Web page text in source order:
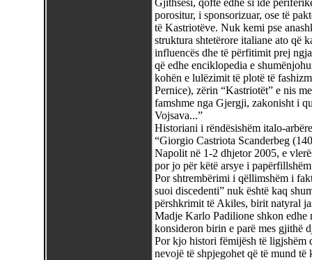
Gjithsesi, qoftë edhe si ide
porositur, i sponsorizuar, ose të
të Kastriotëve. Nuk kemi pse
struktura shtetërore italiane ato që
influencës dhe të përfitimit prej
që edhe enciklopedia e
kohën e lulëzimit të plotë të
Pernice), zërin “Kastriotët” e nis
famshme nga Gjergji, zakonisht i
Vojsava...”
Historiani i rëndësishëm italo-
“Giorgio Castriota Scanderbeg
Napolit në 1-2 dhjetor 2005, e
por jo për këtë arsye i
Por shtrembërimi i qëllimshëm i
suoi discedenti” nuk është kaq
përshkrimit të Akiles, birit natyral
Madje Karlo Padilione shkon edhe
konsideron birin e parë mes gjithë
Por kjo histori fëmijësh të ligjshëm
nevojë të shpjegohet që të mund